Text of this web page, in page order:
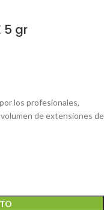
5 gr
los profesionales,
de extensiones de